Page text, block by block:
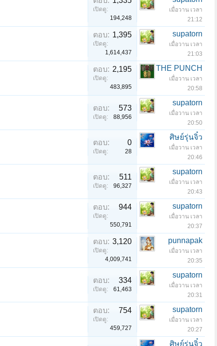
เปิดดู:
194,248
เมื่อวาน เวลา
21:12
ตอบ: 1,395
เปิดดู:
1,614,437
supatorn
เมื่อวาน เวลา
21:03
ตอบ: 2,195
เปิดดู:
483,895
THE PUNCH
เมื่อวาน เวลา
20:58
ตอบ: 573
เปิดดู: 88,956
supatorn
เมื่อวาน เวลา
20:50
ตอบ: 0
เปิดดู: 28
ศิษย์รุ่นจิ๋ว
เมื่อวาน เวลา
20:46
ตอบ: 511
เปิดดู: 96,327
supatorn
เมื่อวาน เวลา
20:43
ตอบ: 944
เปิดดู:
550,791
supatorn
เมื่อวาน เวลา
20:37
ตอบ: 3,120
เปิดดู:
4,009,741
punnapak
เมื่อวาน เวลา
20:35
ตอบ: 334
เปิดดู: 61,463
supatorn
เมื่อวาน เวลา
20:31
ตอบ: 754
เปิดดู:
459,727
supatorn
เมื่อวาน เวลา
20:27
ศิษย์รุ่นจิ๋ว